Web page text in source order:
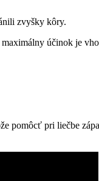
zvyšky kôry.
účinok je
pomôcť pri liečbe